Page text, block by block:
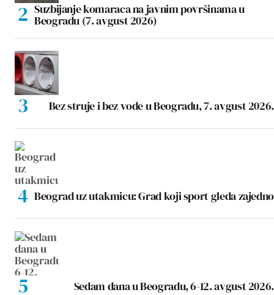
Suzbijanje komaraca na javnim površinama u
Beogradu (7. avgust 2026)
Bez struje i bez vode u Beogradu, 7. avgust 2026.
Beograd uz utakmicu: Grad koji sport gleda zajedno
Sedam dana u Beogradu, 6-12. avgust 2026.